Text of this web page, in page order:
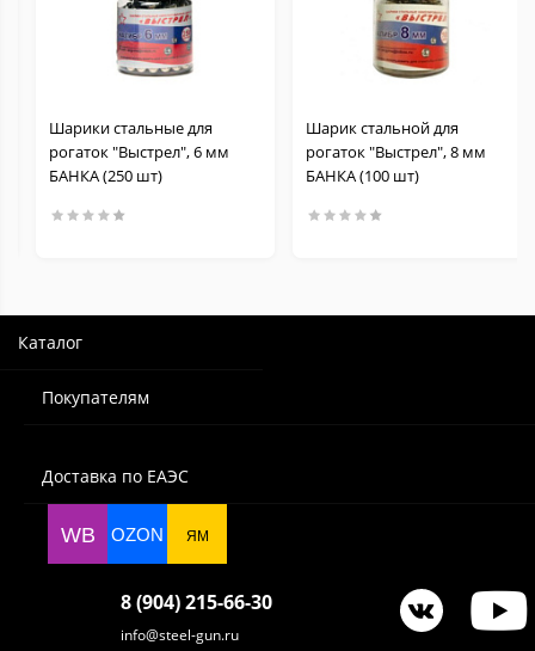
Шарики стальные для
рогаток "Выстрел", 6 мм
БАНКА (250 шт)
Шарик стальной для
рогаток "Выстрел", 8 мм
БАНКА (100 шт)
Каталог
Покупателям
Доставка по ЕАЭС
WB OZON ЯМ
8 (904) 215-66-30
info@steel-gun.ru